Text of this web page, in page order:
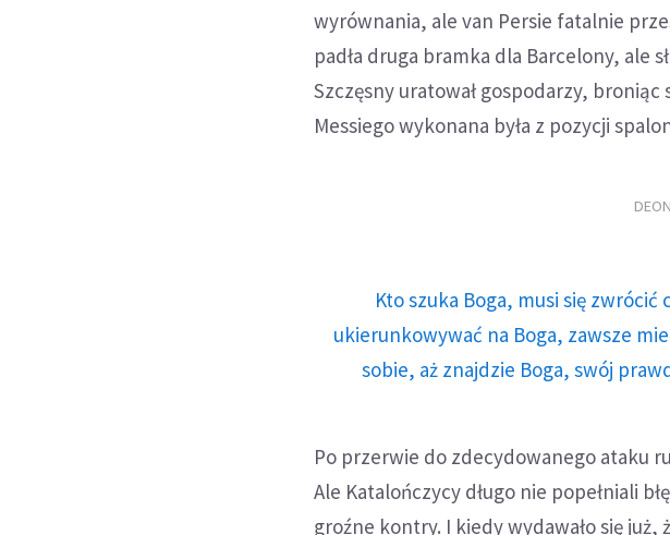
wyrównania, ale van Persie fatalnie
padła druga bramka dla Barcelony, ale
Szczęsny uratował gospodarzy,
Messiego wykonana była z pozycji
Kto szuka Boga, musi się
ukierunkowywać na Boga, zawsze
sobie, aż znajdzie Boga, swój
Po przerwie do zdecydowanego ataku
Ale Katalończycy długo nie popełniali
groźne kontry. I kiedy wydawało się